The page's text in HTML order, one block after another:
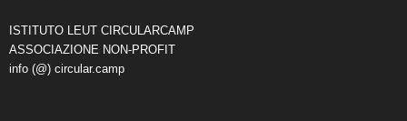
ISTITUTO LEUT CIRCULARCAMP
ASSOCIAZIONE NON-PROFIT
info (@) circular.camp